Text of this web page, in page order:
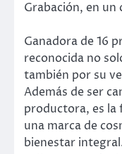
Grabación, en un
Ganadora de 16
reconocida no
también por su
Además de ser
productora, es la
una marca de
bienestar